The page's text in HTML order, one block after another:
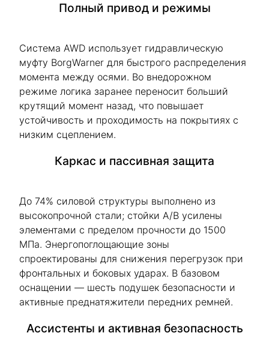
Полный привод и режимы
Система AWD использует гидравлическую
муфту BorgWarner для быстрого распределения
момента между осями. Во внедорожном
режиме логика заранее переносит больший
крутящий момент назад, что повышает
устойчивость и проходимость на покрытиях с
низким сцеплением.
Каркас и пассивная защита
До 74% силовой структуры выполнено из
высокопрочной стали; стойки A/B усилены
элементами с пределом прочности до 1500
МПа. Энергопоглощающие зоны
спроектированы для снижения перегрузок при
фронтальных и боковых ударах. В базовом
оснащении — шесть подушек безопасности и
активные преднатяжители передних ремней.
Ассистенты и активная безопасность